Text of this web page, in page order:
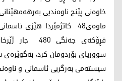
خاوەنی پێنج ناوەندیی
فڕۆکەی